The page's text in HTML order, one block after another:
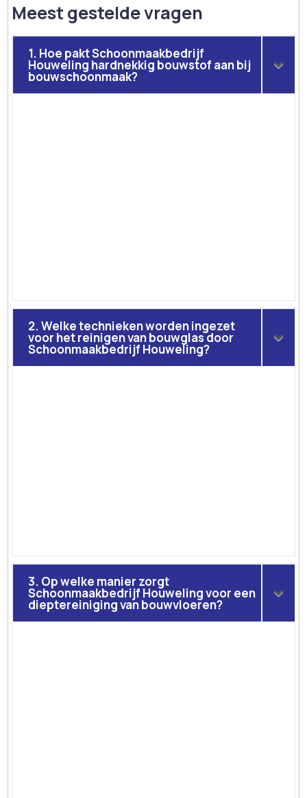
Meest gestelde vragen
1. Hoe pakt Schoonmaakbedrijf
Houweling hardnekkig bouwstof aan bij
bouwschoonmaak?
2. Welke technieken worden ingezet
voor het reinigen van bouwglas door
Schoonmaakbedrijf Houweling?
3. Op welke manier zorgt
Schoonmaakbedrijf Houweling voor een
dieptereiniging van bouwvloeren?